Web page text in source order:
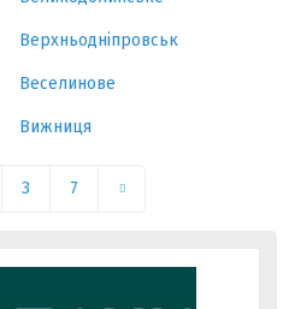
Верхньодніпровськ
Веселинове
Вижниця
3 7